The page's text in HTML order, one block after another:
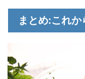
まとめ:これ